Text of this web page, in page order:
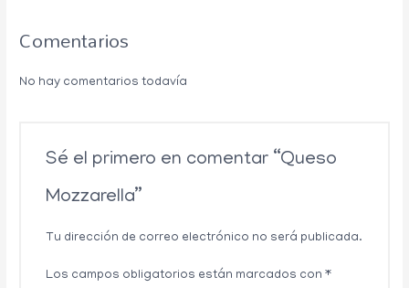
Comentarios
No hay comentarios todavía
Sé el primero en comentar “Queso
Mozzarella”
Tu dirección de correo electrónico no será publicada.
Los campos obligatorios están marcados con*